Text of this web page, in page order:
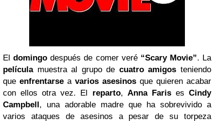
Eldomingo después de comer veré “Scary Movie”. La
películamuestra al grupo de cuatro amigosteniendo
que enfrentarse a varios asesinos que quieren acabar
con ellos otra vez. El reparto, Anna FarisesCindy
Campbell, una adorable madre que ha sobrevivido a
varios ataques de asesinos a pesar de su torpeza